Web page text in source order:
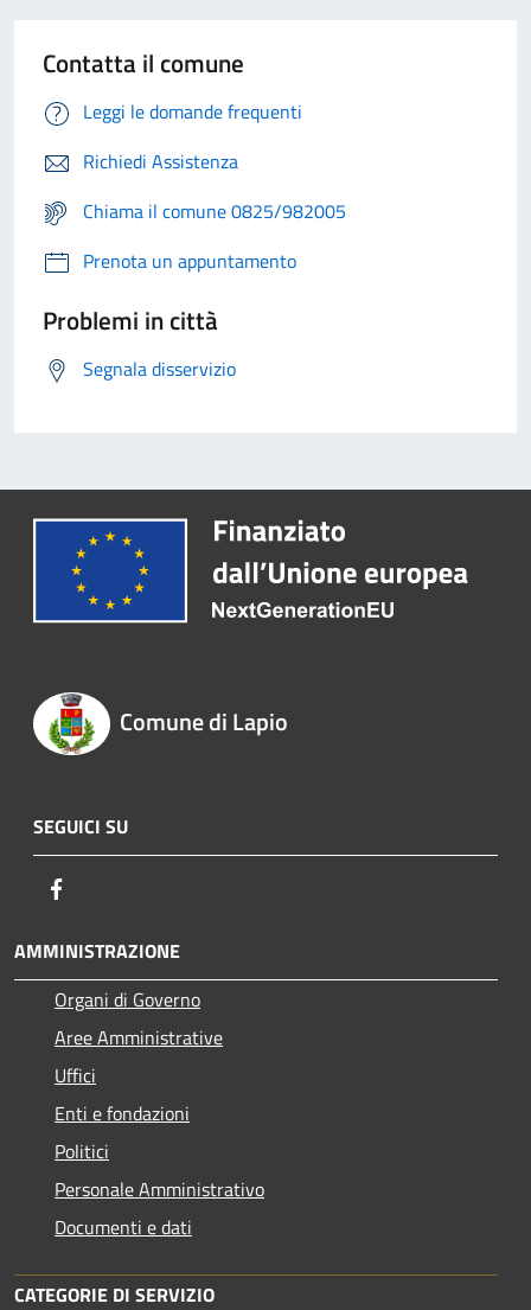
Contatta il comune
Leggi le domande frequenti
Richiedi Assistenza
Chiama il comune 0825/982005
Prenota un appuntamento
Problemi in città
Segnala disservizio
Comune di Lapio
SEGUICI SU
AMMINISTRAZIONE
Organi di Governo
Aree Amministrative
Uffici
Enti e fondazioni
Politici
Personale Amministrativo
Documenti e dati
CATEGORIE DI SERVIZIO